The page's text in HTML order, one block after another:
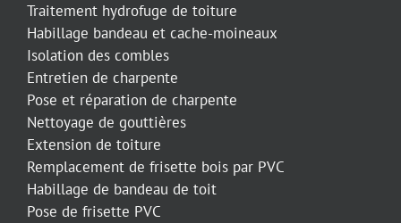
Traitement hydrofuge de toiture
Habillage bandeau et cache-moineaux
Isolation des combles
Entretien de charpente
Pose et réparation de charpente
Nettoyage de gouttières
Extension de toiture
Remplacement de frisette bois par PVC
Habillage de bandeau de toit
Pose de frisette PVC